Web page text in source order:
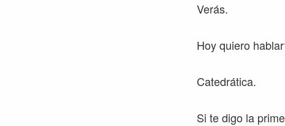
Verás.
Hoy quiero
Catedrática.
Si te digo la